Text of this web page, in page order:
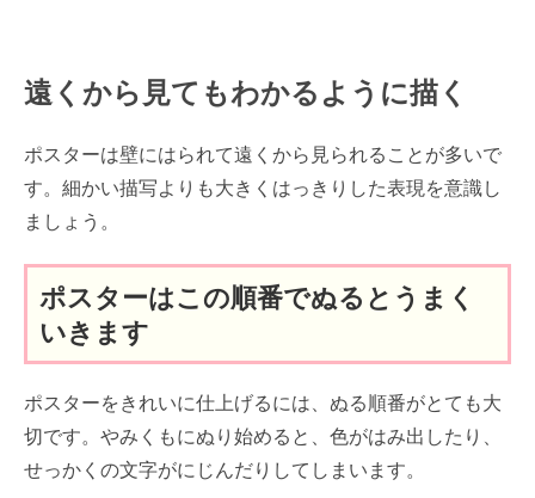
遠くから見てもわかるように描く
ポスターは壁にはられて遠くから見られることが多いで
す。細かい描写よりも大きくはっきりした表現を意識し
ましょう。
ポスターはこの順番でぬるとうまく
いきます
ポスターをきれいに仕上げるには、ぬる順番がとても大
切です。やみくもにぬり始めると、色がはみ出したり、
せっかくの文字がにじんだりしてしまいます。